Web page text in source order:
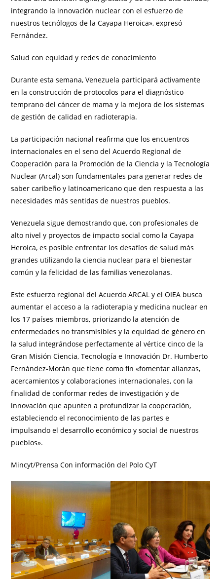
integrando la innovación nuclear con el esfuerzo de
nuestros tecnólogos de la Cayapa Heroica», expresó
Fernández.
Salud con equidad y redes de conocimiento
Durante esta semana, Venezuela participará activamente
en la construcción de protocolos para el diagnóstico
temprano del cáncer de mama y la mejora de los sistemas
de gestión de calidad en radioterapia.
La participación nacional reafirma que los encuentros
internacionales en el seno del Acuerdo Regional de
Cooperación para la Promoción de la Ciencia y la Tecnología
Nuclear (Arcal) son fundamentales para generar redes de
saber caribeño y latinoamericano que den respuesta a las
necesidades más sentidas de nuestros pueblos.
Venezuela sigue demostrando que, con profesionales de
alto nivel y proyectos de impacto social como la Cayapa
Heroica, es posible enfrentar los desafíos de salud más
grandes utilizando la ciencia nuclear para el bienestar
común y la felicidad de las familias venezolanas.
Este esfuerzo regional del Acuerdo ARCAL y el OIEA busca
aumentar el acceso a la radioterapia y medicina nuclear en
los 17 países miembros, priorizando la atención de
enfermedades no transmisibles y la equidad de género en
la salud integrándose perfectamente al vértice cinco de la
Gran Misión Ciencia, Tecnología e Innovación Dr. Humberto
Fernández-Morán que tiene como fin «fomentar alianzas,
acercamientos y colaboraciones internacionales, con la
finalidad de conformar redes de investigación y de
innovación que apunten a profundizar la cooperación,
estableciendo el reconocimiento de las partes e
impulsando el desarrollo económico y social de nuestros
pueblos».
Mincyt/Prensa Con información del Polo CyT